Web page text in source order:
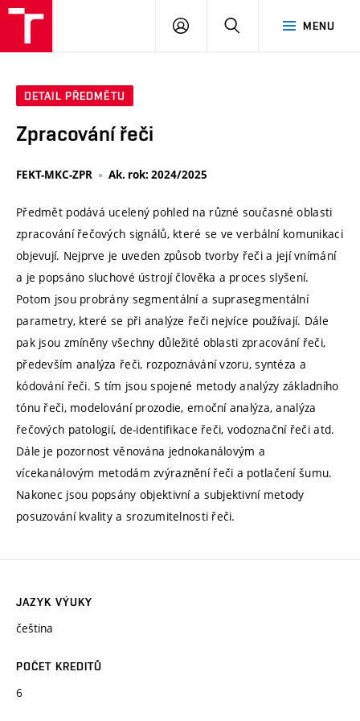
MENU
PŘIHLÁSIT
DETAIL PŘEDMĚTU
Zpracování řeči
FEKT-MKC-ZPR Ak. rok: 2024/2025
Předmět podává ucelený pohled na různé současné oblasti
zpracování řečových signálů, které se ve verbální komunikaci
objevují. Nejprve je uveden způsob tvorby řeči a její vnímání
a je popsáno sluchové ústrojí člověka a proces slyšení.
Potom jsou probrány segmentální a suprasegmentální
parametry, které se při analýze řeči nejvíce používají. Dále
pak jsou zmíněny všechny důležité oblasti zpracování řeči,
především analýza řeči, rozpoznávání vzoru, syntéza a
kódování řeči. S tím jsou spojené metody analýzy základního
tónu řeči, modelování prozodie, emoční analýza, analýza
řečových patologií, de-identifikace řeči, vodoznační řeči atd.
Dále je pozornost věnována jednokanálovým a
vícekanálovým metodám zvýraznění řeči a potlačení šumu.
Nakonec jsou popsány objektivní a subjektivní metody
posuzování kvality a srozumitelnosti řeči.
JAZYK VÝUKY
čeština
POČET KREDITŮ
6